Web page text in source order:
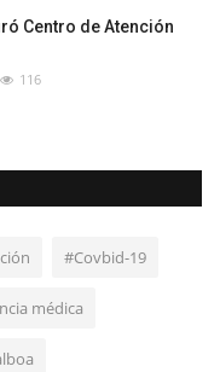
Centro de Atención
116
#Covbid-19
médica